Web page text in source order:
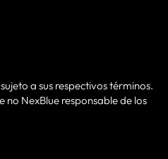
a sus respectivos términos.
no NexBlue responsable de los